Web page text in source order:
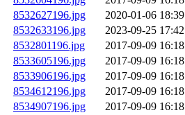
8532627196.jpg
2020-01-06 18:39
8532633196.jpg
2023-09-25 17:42
8532801196.jpg
2017-09-09 16:18
8533605196.jpg
2017-09-09 16:18
8533906196.jpg
2017-09-09 16:18
8534612196.jpg
2017-09-09 16:18
8534907196.jpg
2017-09-09 16:18